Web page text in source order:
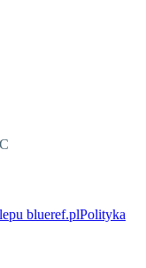
blueref.plPolityka